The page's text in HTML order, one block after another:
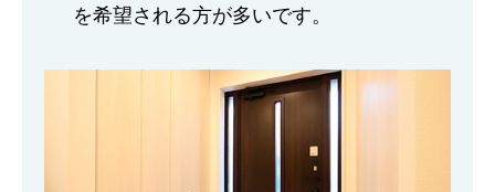
を希望される方が多いです。